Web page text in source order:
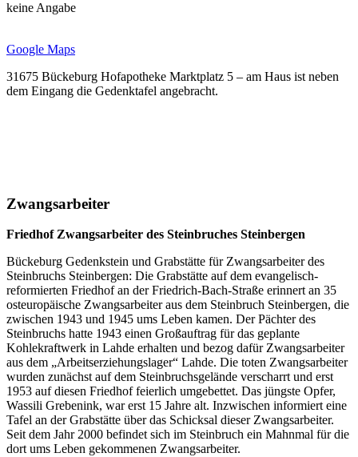
keine Angabe
Google Maps
31675 Bückeburg Hofapotheke Marktplatz 5 – am Haus ist neben
dem Eingang die Gedenktafel angebracht.
Zwangsarbeiter
Friedhof Zwangsarbeiter des Steinbruches Steinbergen
Bückeburg Gedenkstein und Grabstätte für Zwangsarbeiter des
Steinbruchs Steinbergen: Die Grabstätte auf dem evangelisch-
reformierten Friedhof an der Friedrich-Bach-Straße erinnert an 35
osteuropäische Zwangsarbeiter aus dem Steinbruch Steinbergen, die
zwischen 1943 und 1945 ums Leben kamen. Der Pächter des
Steinbruchs hatte 1943 einen Großauftrag für das geplante
Kohlekraftwerk in Lahde erhalten und bezog dafür Zwangsarbeiter
aus dem „Arbeitserziehungslager“ Lahde. Die toten Zwangsarbeiter
wurden zunächst auf dem Steinbruchsgelände verscharrt und erst
1953 auf diesen Friedhof feierlich umgebettet. Das jüngste Opfer,
Wassili Grebenink, war erst 15 Jahre alt. Inzwischen informiert eine
Tafel an der Grabstätte über das Schicksal dieser Zwangsarbeiter.
Seit dem Jahr 2000 befindet sich im Steinbruch ein Mahnmal für die
dort ums Leben gekommenen Zwangsarbeiter.